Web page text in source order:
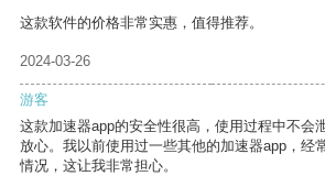
这款软件的价格非常实惠，值得推荐。
2024-03-26
游客
这款加速器app的安全性很高，使用过程中不会
放心。我以前使用过一些其他的加速器app，经
情况，这让我非常担心。